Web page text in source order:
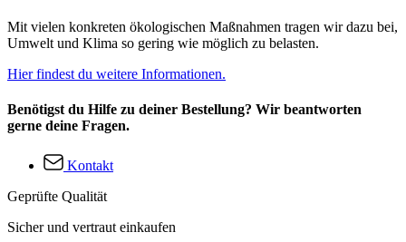
Mit vielen konkreten ökologischen Maßnahmen tragen wir dazu bei,
Umwelt und Klima so gering wie möglich zu belasten.
Hier findest du weitere Informationen.
Benötigst du Hilfe zu deiner Bestellung? Wir beantworten
gerne deine Fragen.
Kontakt
Geprüfte Qualität
Sicher und vertraut einkaufen